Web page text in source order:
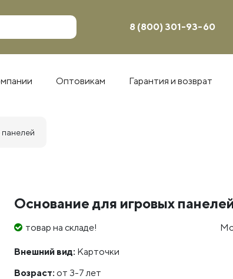
8 (800) 301-93-60
Оптовикам Гарантия и возврат
Основание для игровых
товар на складе!
Внешний вид: Карточки
Возраст: от 3-7 лет